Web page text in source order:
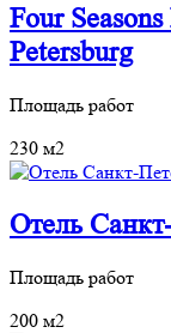
Four
Petersburg
Площадь работ
230 м2
Отель
Площадь работ
200 м2